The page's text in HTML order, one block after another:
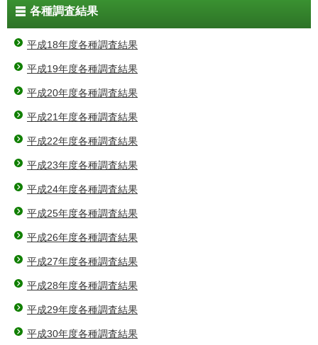
各種調査結果
平成18年度各種調査結果
平成19年度各種調査結果
平成20年度各種調査結果
平成21年度各種調査結果
平成22年度各種調査結果
平成23年度各種調査結果
平成24年度各種調査結果
平成25年度各種調査結果
平成26年度各種調査結果
平成27年度各種調査結果
平成28年度各種調査結果
平成29年度各種調査結果
平成30年度各種調査結果